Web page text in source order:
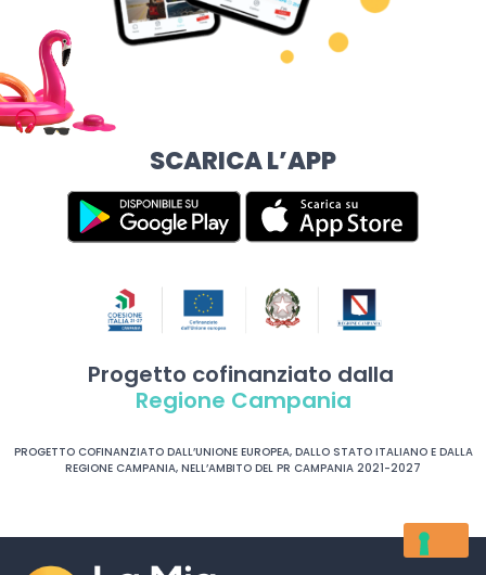
SCARICA L’APP
Progetto cofinanziato dalla
Regione Campania
PROGETTO COFINANZIATO DALL’UNIONE EUROPEA, DALLO STATO ITALIANO E DALLA
REGIONE CAMPANIA, NELL’AMBITO DEL PR CAMPANIA 2021-2027